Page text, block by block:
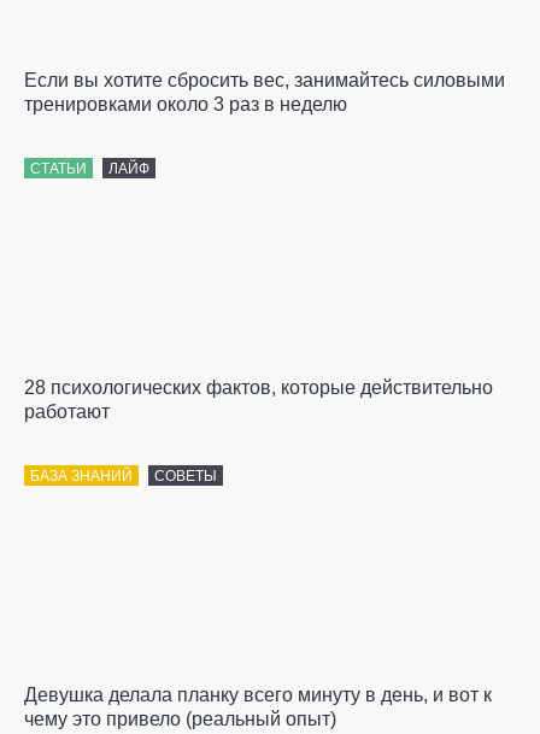
Если вы хотите сбросить вес, занимайтесь силовыми
тренировками около 3 раз в неделю
СТАТЬИ ЛАЙФ
28 психологических фактов, которые действительно
работают
БАЗА ЗНАНИЙ СОВЕТЫ
Девушка делала планку всего минуту в день, и вот к
чему это привело (реальный опыт)